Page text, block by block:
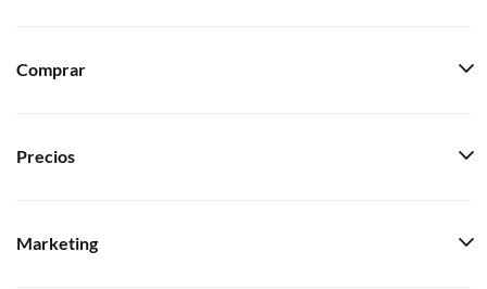
Comprar
Precios
Marketing